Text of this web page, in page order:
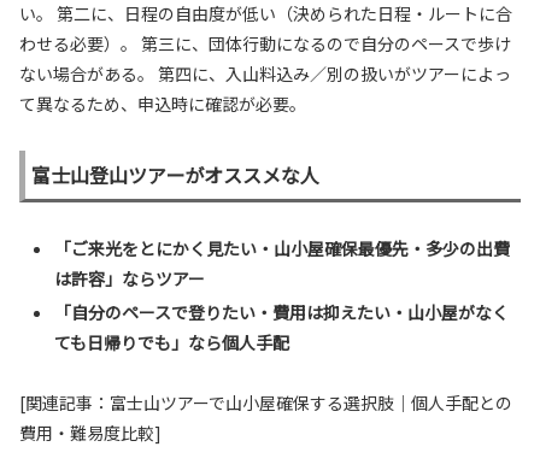
い。 第二に、日程の自由度が低い（決められた日程・ルートに合
わせる必要）。 第三に、団体行動になるので自分のペースで歩け
ない場合がある。 第四に、入山料込み／別の扱いがツアーによっ
て異なるため、申込時に確認が必要。
富士山登山ツアーがオススメな人
「ご来光をとにかく見たい・山小屋確保最優先・多少の出費
は許容」ならツアー
「自分のペースで登りたい・費用は抑えたい・山小屋がなく
ても日帰りでも」なら個人手配
[関連記事：富士山ツアーで山小屋確保する選択肢｜個人手配との
費用・難易度比較]